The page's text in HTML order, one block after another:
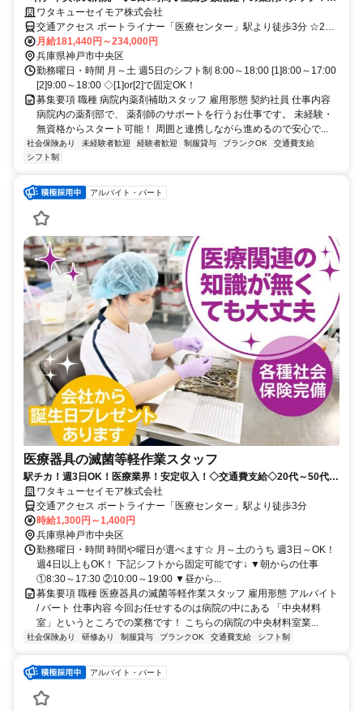
駅チカ◆未経験ＯＫ
ワタキューセイモア株式会社
交通アクセス ポートライナー「医療センター」駅より徒歩3分 ☆20
～50代の近隣にお住まいの方活躍中☆ 神戸市中央区、神戸市東灘
区、神戸市垂水区、神戸市灘区、明石市 などからも 通勤されていま
す！（通勤圏内です！）
月給181,440円～234,000円
兵庫県神戸市中央区
勤務曜日・時間 月～土 週5日のシフト制 8:00～18:00 [1]8:00～17:00
[2]9:00～18:00 ◇[1]or[2]で固定OK！
募集要項 職種 病院内薬剤補助スタッフ 雇用形態 契約社員 仕事内容
病院内の薬剤部で、 薬剤師のサポートを行うお仕事です。 未経験・
無資格からスタート可能！ 周囲と連携しながら進めるので安心で...
社会保険あり 未経験者歓迎 経験者歓迎 制服貸与 ブランクOK
交通費支給
シフト制
アルバイト・パート
医療器具の滅菌等軽作業スタッフ
駅チカ！週3日OK！医療業界！安定収入！◇交通費支給◇20代～50代活
躍中ワタキューセイモア株式会社
交通アクセス ポートライナー「医療センター」駅より徒歩3分
時給1,300円～1,400円
兵庫県神戸市中央区
勤務曜日・時間 時間や曜日が選べます☆ 月～土のうち 週3日～OK！
週4日以上もOK！ 下記シフトから固定可能です↓ ▼朝からの仕事
①8:30～17:30 ②10:00～19:00 ▼昼から...
募集要項 職種 医療器具の滅菌等軽作業スタッフ 雇用形態 アルバイト
/ パート 仕事内容 今回お任せするのは病院の中にある 「中央材料
室」というところでの業務です！ こちらの病院の中央材料室業...
社会保険あり 研修あり 制服貸与 ブランクOK 交通費支給 シフト制
アルバイト・パート